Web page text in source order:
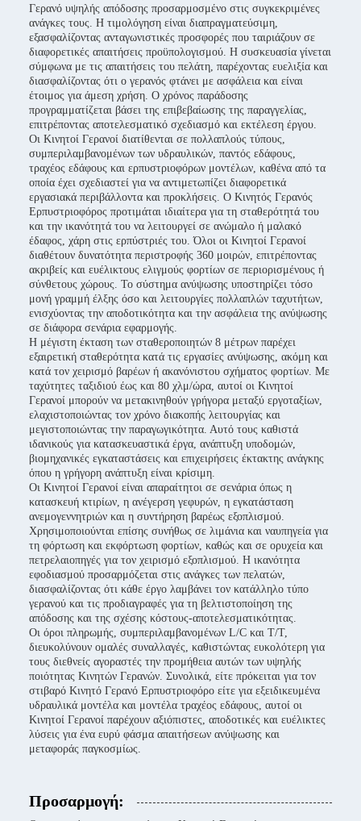
Γερανό υψηλής απόδοσης προσαρμοσμένο στις συγκεκριμένες
ανάγκες τους. Η τιμολόγηση είναι διαπραγματεύσιμη,
εξασφαλίζοντας ανταγωνιστικές προσφορές που ταιριάζουν σε
διαφορετικές απαιτήσεις προϋπολογισμού. Η συσκευασία γίνεται
σύμφωνα με τις απαιτήσεις του πελάτη, παρέχοντας ευελιξία και
διασφαλίζοντας ότι ο γερανός φτάνει με ασφάλεια και είναι
έτοιμος για άμεση χρήση. Ο χρόνος παράδοσης
προγραμματίζεται βάσει της επιβεβαίωσης της παραγγελίας,
επιτρέποντας αποτελεσματικό σχεδιασμό και εκτέλεση έργου.
Οι Κινητοί Γερανοί διατίθενται σε πολλαπλούς τύπους,
συμπεριλαμβανομένων των υδραυλικών, παντός εδάφους,
τραχέος εδάφους και ερπυστριοφόρων μοντέλων, καθένα από τα
οποία έχει σχεδιαστεί για να αντιμετωπίζει διαφορετικά
εργασιακά περιβάλλοντα και προκλήσεις. Ο Κινητός Γερανός
Ερπυστριοφόρος προτιμάται ιδιαίτερα για τη σταθερότητά του
και την ικανότητά του να λειτουργεί σε ανώμαλο ή μαλακό
έδαφος, χάρη στις ερπύστριές του. Όλοι οι Κινητοί Γερανοί
διαθέτουν δυνατότητα περιστροφής 360 μοιρών, επιτρέποντας
ακριβείς και ευέλικτους ελιγμούς φορτίων σε περιορισμένους ή
σύνθετους χώρους. Το σύστημα ανύψωσης υποστηρίζει τόσο
μονή γραμμή έλξης όσο και λειτουργίες πολλαπλών ταχυτήτων,
ενισχύοντας την αποδοτικότητα και την ασφάλεια της ανύψωσης
σε διάφορα σενάρια εφαρμογής.
Η μέγιστη έκταση των σταθεροποιητών 8 μέτρων παρέχει
εξαιρετική σταθερότητα κατά τις εργασίες ανύψωσης, ακόμη και
κατά τον χειρισμό βαρέων ή ακανόνιστου σχήματος φορτίων. Με
ταχύτητες ταξιδιού έως και 80 χλμ/ώρα, αυτοί οι Κινητοί
Γερανοί μπορούν να μετακινηθούν γρήγορα μεταξύ εργοταξίων,
ελαχιστοποιώντας τον χρόνο διακοπής λειτουργίας και
μεγιστοποιώντας την παραγωγικότητα. Αυτό τους καθιστά
ιδανικούς για κατασκευαστικά έργα, ανάπτυξη υποδομών,
βιομηχανικές εγκαταστάσεις και επιχειρήσεις έκτακτης ανάγκης
όπου η γρήγορη ανάπτυξη είναι κρίσιμη.
Οι Κινητοί Γερανοί είναι απαραίτητοι σε σενάρια όπως η
κατασκευή κτιρίων, η ανέγερση γεφυρών, η εγκατάσταση
ανεμογεννητριών και η συντήρηση βαρέως εξοπλισμού.
Χρησιμοποιούνται επίσης συνήθως σε λιμάνια και ναυπηγεία για
τη φόρτωση και εκφόρτωση φορτίων, καθώς και σε ορυχεία και
πετρελαιοπηγές για τον χειρισμό εξοπλισμού. Η ικανότητα
εφοδιασμού προσαρμόζεται στις ανάγκες των πελατών,
διασφαλίζοντας ότι κάθε έργο λαμβάνει τον κατάλληλο τύπο
γερανού και τις προδιαγραφές για τη βελτιστοποίηση της
απόδοσης και της σχέσης κόστους-αποτελεσματικότητας.
Οι όροι πληρωμής, συμπεριλαμβανομένων L/C και T/T,
διευκολύνουν ομαλές συναλλαγές, καθιστώντας ευκολότερη για
τους διεθνείς αγοραστές την προμήθεια αυτών των υψηλής
ποιότητας Κινητών Γερανών. Συνολικά, είτε πρόκειται για τον
στιβαρό Κινητό Γερανό Ερπυστριοφόρο είτε για εξειδικευμένα
υδραυλικά μοντέλα και μοντέλα τραχέος εδάφους, αυτοί οι
Κινητοί Γερανοί παρέχουν αξιόπιστες, αποδοτικές και ευέλικτες
λύσεις για ένα ευρύ φάσμα απαιτήσεων ανύψωσης και
μεταφοράς παγκοσμίως.
Προσαρμογή: